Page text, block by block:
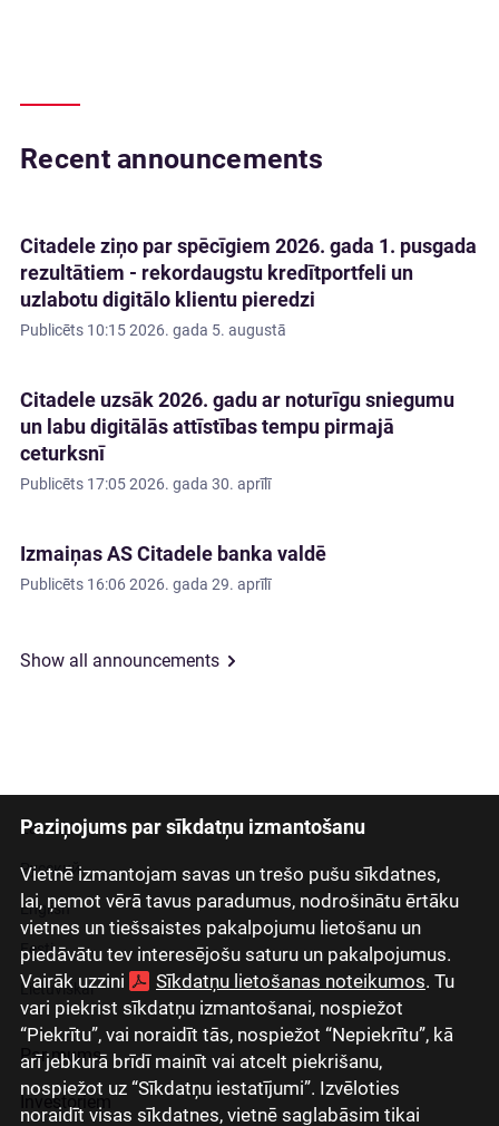
Paziņojums par sīkdatņu izmantošanu
Vietnē izmantojam savas un trešo pušu sīkdatnes,
lai, ņemot vērā tavus paradumus, nodrošinātu ērtāku
vietnes un tiešsaistes pakalpojumu lietošanu un
piedāvātu tev interesējošu saturu un pakalpojumus.
Vairāk uzzini
Sīkdatņu lietošanas noteikumos. Tu
vari piekrist sīkdatņu izmantošanai, nospiežot
“Piekrītu”, vai noraidīt tās, nospiežot “Nepiekrītu”, kā
arī jebkurā brīdī mainīt vai atcelt piekrišanu,
nospiežot uz “Sīkdatņu iestatījumi”. Izvēloties
noraidīt visas sīkdatnes, vietnē saglabāsim tikai
Recent announcements
Citadele ziņo par spēcīgiem 2026. gada 1. pusgada
rezultātiem - rekordaugstu kredītportfeli un
uzlabotu digitālo klientu pieredzi
Publicēts 10:15 2026. gada 5. augustā
Citadele uzsāk 2026. gadu ar noturīgu sniegumu
un labu digitālās attīstības tempu pirmajā
ceturksnī
Publicēts 17:05 2026. gada 30. aprīlī
Izmaiņas AS Citadele banka valdē
Publicēts 16:06 2026. gada 29. aprīlī
Show all announcements
Latviski
Русский
English
Eesti
Lietuviškai
Par mums
Investoriem